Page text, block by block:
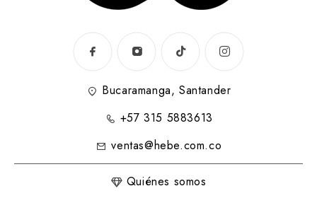
Bucaramanga, Santander
+57 315 5883613
ventas@hebe.com.co
Quiénes somos